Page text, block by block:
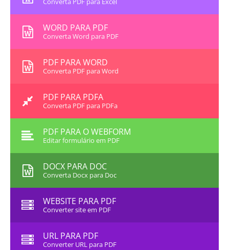
WORD PARA PDF
Converta Word para PDF
PDF PARA WORD
Converta PDF para Word
PDF PARA PDFA
Converta PDF para PDFa
PDF PARA O WEBFORM
Editar formulário em PDF
DOCX PARA DOC
Converta Docx para Doc
WEBSITE PARA PDF
Converter site em PDF
URL PARA PDF
Converter URL para PDF